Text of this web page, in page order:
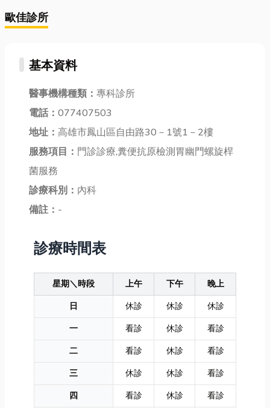
歐佳診所
基本資料
醫事機構種類： 專科診所
電話： 077407503
地址： 高雄市鳳山區自由路30－1號1－2樓
服務項目： 門診診療,糞便抗原檢測胃幽門螺旋桿
菌服務
診療科別： 內科
備註： -
診療時間表
星期＼時段 上午 下午
晚上
日
休診 休診
休診
一
看診 休診
看診
二
看診 休診
看診
三
休診 休診
看診
四
看診 休診
看診